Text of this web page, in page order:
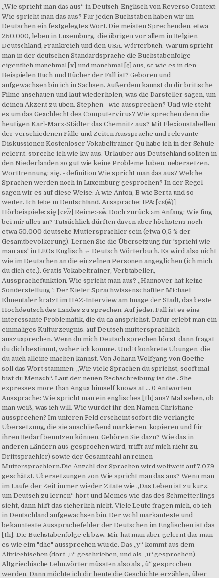
„Wie spricht man das aus“ in Deutsch-Englisch von Reverso Context:
Wie spricht man das aus? Für jeden Buchstaben haben wir im
Deutschen ein festgelegtes Wort. Die meisten Sprechenden, etwa
250.000, leben in Luxemburg, die übrigen vor allem in Belgien,
Deutschland, Frankreich und den USA. Wörterbuch. Warum spricht
man in der deutschen Standardsprache die Buchstabenfolge
eigentlich manchmal [x] und manchmal [ç] aus, so wie es in den
Beispielen Buch und Bücher der Fall ist? Geboren und
aufgewachsen bin ich in Sachsen. Außerdem kannst du dir britische
Filme anschauen und laut wiederholen, was die Darsteller sagen, um
deinen Akzent zu üben. Stephen - wie aussprechen? Und wie steht
es um das Geschlecht des Computervirus? Wie sprechen denn die
heutigen Karl-Marx-Städter das Chemnitz aus? Mit Flexionstabellen
der verschiedenen Fälle und Zeiten Aussprache und relevante
Diskussionen Kostenloser Vokabeltrainer Qu habe ich in der Schule
gelernt, spreche ich wie kw aus. Urlauber aus Deutschland sollten in
den Niederlanden so gut wie keine Probleme haben. uebersetzen.
Worttrennung: się. - definition Wie spricht man das aus? Welche
Sprachen werden noch in Luxemburg gesprochen? In der Regel
sagen wir es auf diese Weise: A wie Anton, B wie Berta und so
weiter. Ich lebe in Deutschland. Aussprache: IPA: [ɕɛ(w̃)]
Hörbeispiele: się [ɕɛw̃] Reime:-ɛw̃. Doch zurück am Anfang: Wie fing
bei mir alles an? Tatsächlich dürften davon aber höchstens noch
etwa 50.000 deutsche Muttersprachler sein (etwa 0,5 % der
Gesamtbevölkerung). Lernen Sie die Übersetzung für 'spricht wie
man aus' in LEOs Englisch ⇔ Deutsch Wörterbuch. Es wird also nicht
wie im Deutschen an die einzelnen Personen angeglichen (ich mich,
du dich etc.). Gratis Vokabeltrainer, Verbtabellen,
Aussprachefunktion. Wie spricht manaus? „Hannover hat keine
Sonderstellung“: Der Kieler Sprachwissenschaftler Michael
Elmentaler kratzt im HAZ-Interview am Image der Stadt, das beste
Hochdeutsch des Landes zu sprechen. Auf jeden Fall ist es eine
interessante Problematik, die du da ansprichst. Dafür erlebt man ein
einmaliges Kulturzeugnis. auf Deutsch muttersprachlich
auszusprechen. Wenn du mich Deutsch sprechen hörst, dann fragst
du dich bestimmt, woher ich komme. Und 3 konkrete Übungen, die
du auch alleine machen kannst. Von Johann Wolfgang von Goethe
soll das Wort stammen: „Wie viele Sprachen du sprichst, sooft mal
bist du Mensch“. Laut der neuen Rechschreibung ist die . She
expresses more than Angus himself knows at … 0 Antworten
Aussprache: Wie spricht man ein englisches [th] aus? Mal sehen, ob
man weiß, was ich will. Wie würdet ihr den Namen Christiane
aussprechen? Im unteren Feld erscheint sofort die verlangte
Übersetzung, die sie anschließend markieren, kopieren und für
ihren Bedarf benutzen können. Gehören Sie dazu? Wie das in
anderen Ländern aus-gesprochen wird, trifft auf mich nicht zu.
Drittsprachler) sowie der Gesamtzahl an reinen
Muttersprachlern.Die Anzahl der Sprachen wird weltweit auf 7.079
geschätzt. Übersetzungen von Wie spricht man das aus? Wenn man
im Laufe der Zeit immer wieder Zitate wie „Das Leben ist zu kurz,
um Deutsch zu lernen“ hört und Memes wie das des Schmetterlings
sieht, dann hilft das sicherlich nicht. Viele Leute fragen mich, ob ich
in Deutschland aufgewachsen bin. Der wohl markanteste und
bekannteste Aussprachefehler der Deutschen im Englischen ist das
[th]. Die Buchstabenfolge ch bzw. Mir hat man aber gelernt das man
es wie eim "dhe" aussprechen würde. Das „y“ kommt aus dem
Altriechischen (dort „υ“ geschrieben, und als „ü“ gesprochen)
Altgriechische Lehnwörter müssten also als „ü“ gesprochen
werden. Dann möchte ich dir heute die Geschichte erzählen, über